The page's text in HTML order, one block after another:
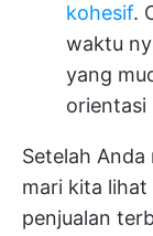
kohesif.
waktu
yang
orientasi
Setelah
mari kita
penjualan